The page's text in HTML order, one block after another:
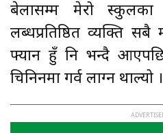
बेलासम्म मेरो स्कुलका
लब्धप्रतिष्ठित व्यक्ति
फ्यान हुँ नि भन्दै
चिनिनमा गर्व लाग्न थाल्यो